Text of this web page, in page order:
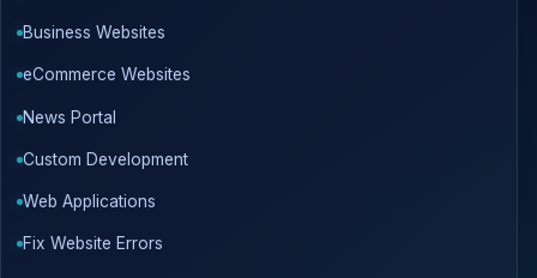
Business Websites
eCommerce Websites
News Portal
Custom Development
Web Applications
Fix Website Errors